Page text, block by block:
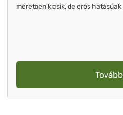
méretben kicsik, de erős hatásúak
Tovább